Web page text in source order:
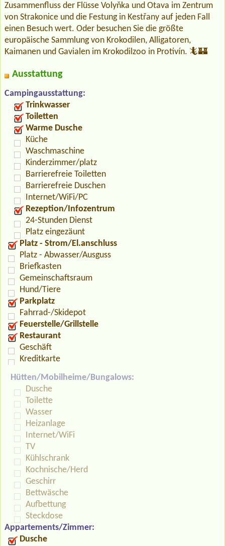
Zusammenfluss der Flüsse Volyňka und Otava im Zentrum
von Strakonice und die Festung in Kestřany auf jeden Fall
einen Besuch wert. Oder besuchen Sie die größte
europäische Sammlung von Krokodilen, Alligatoren,
Kaimanen und Gavialen im Krokodilzoo in Protivín. 🦎🏰
Ausstattung
Campingausstattung:
Trinkwasser
Toiletten
Warme Dusche
Küche
Waschmaschine
Kinderzimmer/platz
Barrierefreie Toiletten
Barrierefreie Duschen
Internet/WiFi/PC
Rezeption/Infozentrum
24-Stunden Dienst
Platz eingezäunt
Platz - Strom/El.anschluss
Platz - Abwasser/Ausguss
Briefkasten
Gemeinschaftsraum
Hund/Tiere
Parkplatz
Fahrrad-/Skidepot
Feuerstelle/Grillstelle
Restaurant
Geschäft
Kreditkarte
Hütten/Mobilheime/Bungalows:
Dusche
Toilette
Wasser
Heizanlage
Internet/WiFi
TV
Kühlschrank
Kochnische/Herd
Geschirr
Bettwäsche
Aufbettung
Steckdose
Appartements/Zimmer:
Dusche